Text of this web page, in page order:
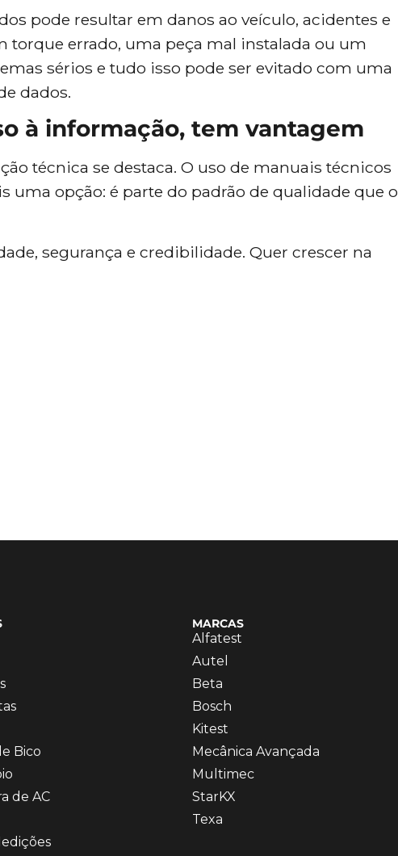
pode resultar em danos ao veículo, acidentes e
torque errado, uma peça mal instalada ou um
sérios e tudo isso pode ser evitado com uma
dados.
à informação, tem vantagem
técnica se destaca. O uso de manuais técnicos
uma opção: é parte do padrão de qualidade que o
segurança e credibilidade. Quer crescer na
Bico
de AC
MARCAS
Alfatest
Autel
Beta
Bosch
Kitest
Mecânica Avançada
Multimec
StarKX
Texa